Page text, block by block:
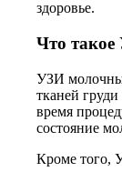
здоровье.
Что
УЗИ
тканей
время
состояние
Кроме того,